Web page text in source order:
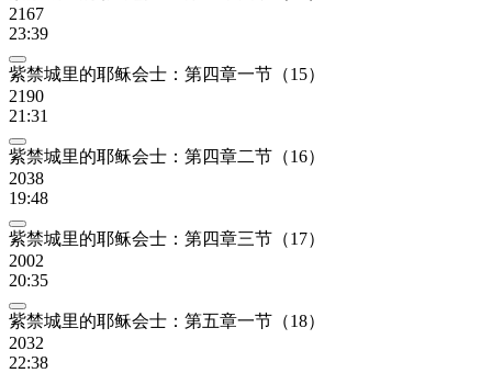
2167
23:39
紫禁城里的耶稣会士：第四章一节（15）
2190
21:31
紫禁城里的耶稣会士：第四章二节（16）
2038
19:48
紫禁城里的耶稣会士：第四章三节（17）
2002
20:35
紫禁城里的耶稣会士：第五章一节（18）
2032
22:38